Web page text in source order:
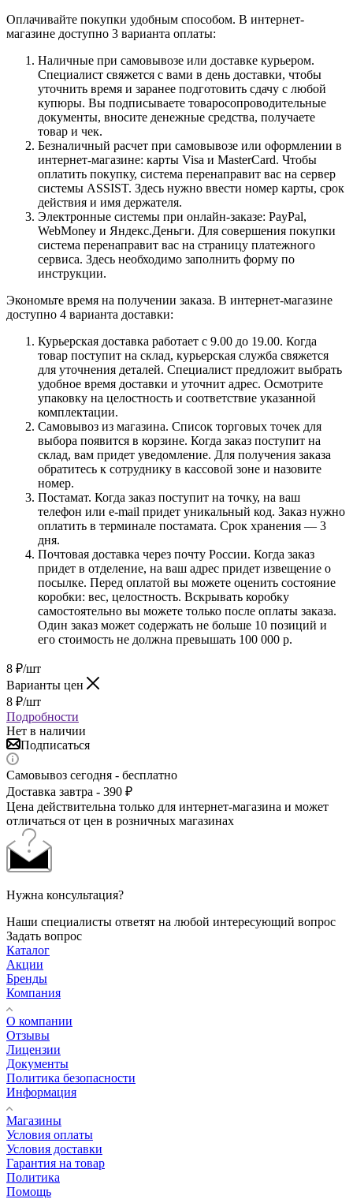
Оплачивайте покупки удобным способом. В интернет-
магазине доступно 3 варианта оплаты:
Наличные при самовывозе или доставке курьером.
Специалист свяжется с вами в день доставки, чтобы
уточнить время и заранее подготовить сдачу с любой
купюры. Вы подписываете товаросопроводительные
документы, вносите денежные средства, получаете
товар и чек.
Безналичный расчет при самовывозе или оформлении в
интернет-магазине: карты Visa и MasterCard. Чтобы
оплатить покупку, система перенаправит вас на сервер
системы ASSIST. Здесь нужно ввести номер карты, срок
действия и имя держателя.
Электронные системы при онлайн-заказе: PayPal,
WebMoney и Яндекс.Деньги. Для совершения покупки
система перенаправит вас на страницу платежного
сервиса. Здесь необходимо заполнить форму по
инструкции.
Экономьте время на получении заказа. В интернет-магазине
доступно 4 варианта доставки:
Курьерская доставка работает с 9.00 до 19.00. Когда
товар поступит на склад, курьерская служба свяжется
для уточнения деталей. Специалист предложит выбрать
удобное время доставки и уточнит адрес. Осмотрите
упаковку на целостность и соответствие указанной
комплектации.
Самовывоз из магазина. Список торговых точек для
выбора появится в корзине. Когда заказ поступит на
склад, вам придет уведомление. Для получения заказа
обратитесь к сотруднику в кассовой зоне и назовите
номер.
Постамат. Когда заказ поступит на точку, на ваш
телефон или e-mail придет уникальный код. Заказ нужно
оплатить в терминале постамата. Срок хранения — 3
дня.
Почтовая доставка через почту России. Когда заказ
придет в отделение, на ваш адрес придет извещение о
посылке. Перед оплатой вы можете оценить состояние
коробки: вес, целостность. Вскрывать коробку
самостоятельно вы можете только после оплаты заказа.
Один заказ может содержать не больше 10 позиций и
его стоимость не должна превышать 100 000 р.
8 ₽/шт
Варианты цен
8 ₽/шт
Подробности
Нет в наличии
Подписаться
Самовывоз сегодня - бесплатно
Доставка завтра - 390 ₽
Цена действительна только для интернет-магазина и может
отличаться от цен в розничных магазинах
Нужна консультация?
Наши специалисты ответят на любой интересующий вопрос
Задать вопрос
Каталог
Акции
Бренды
Компания
О компании
Отзывы
Лицензии
Документы
Политика безопасности
Информация
Магазины
Условия оплаты
Условия доставки
Гарантия на товар
Политика
Помощь